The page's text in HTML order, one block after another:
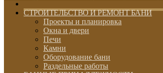
СТРОИТЕЛЬСТВО И РЕМОНТ БАНИ
Проекты и планировка
Окна и двери
Печи
Камни
Оборудование бани
Раздельные работы